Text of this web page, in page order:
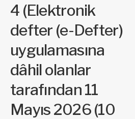
4 (Elektronik
defter (e-Defter)
uygulamasına
dâhil olanlar
tarafından 11
Mayıs 2026 (10